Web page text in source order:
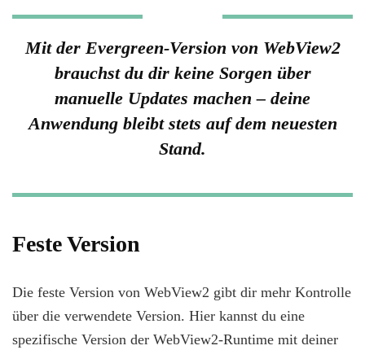
Mit der Evergreen-Version von WebView2
brauchst du dir keine Sorgen über
manuelle Updates machen – deine
Anwendung bleibt stets auf dem neuesten
Stand.
Feste Version
Die feste Version von WebView2 gibt dir mehr Kontrolle
über die verwendete Version. Hier kannst du eine
spezifische Version der WebView2-Runtime mit deiner